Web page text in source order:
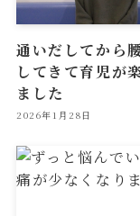
通いだしてから
してきて育児が
ました
2026年1月28日